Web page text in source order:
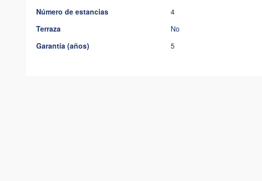
Número de estancias
4
Terraza
No
Garantía (años)
5